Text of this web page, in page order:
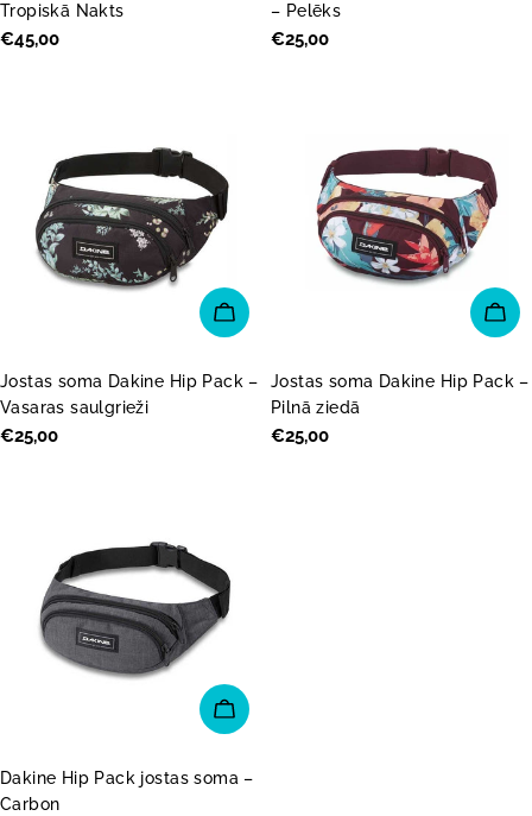
Tropiskā Nakts
Parastā
€45,00
– Pelēks
Parastā
€25,00
PIEVIENOT GROZAM
Jostas soma Dakine Hip Pack –
Vasaras saulgrieži
Parastā
€25,00
Jostas soma Dakine Hip Pack –
Pilnā ziedā
Parastā
€25,00
PIEVIENOT GROZAM
Dakine Hip Pack jostas soma –
Carbon